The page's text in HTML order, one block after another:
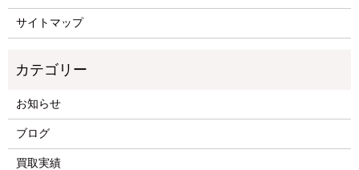
サイトマップ
お知らせ
ブログ
買取実績